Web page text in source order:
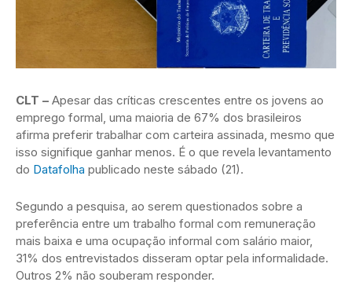
CLT – Apesar das críticas crescentes entre os jovens ao
emprego formal, uma maioria de 67% dos brasileiros
afirma preferir trabalhar com carteira assinada, mesmo que
isso signifique ganhar menos. É o que revela levantamento
do Datafolha publicado neste sábado (21).
Segundo a pesquisa, ao serem questionados sobre a
preferência entre um trabalho formal com remuneração
mais baixa e uma ocupação informal com salário maior,
31% dos entrevistados disseram optar pela informalidade.
Outros 2% não souberam responder.